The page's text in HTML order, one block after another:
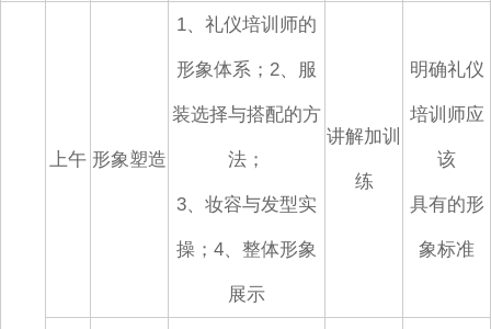
上午 形象塑造
1、礼仪培训师的
形象体系；2、服
装选择与搭配的方
法；
3、妆容与发型实
操；4、整体形象
展示
讲解加训
练
明确礼仪
培训师应
该
具有的形
象标准